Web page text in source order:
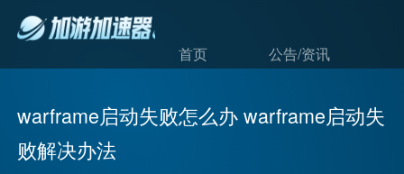
首页 公告/资讯
warframe启动失败怎么办 warframe启动失
败解决办法